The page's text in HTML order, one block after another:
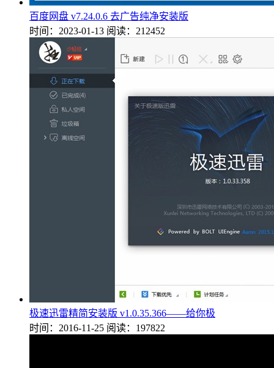
百度网盘 v7.24.0.6 去广告纯净安装版
时间：2023-01-13 阅读：212452
极速迅雷精简安装版 v1.0.35.366——给你极
时间：2016-11-25 阅读：197822